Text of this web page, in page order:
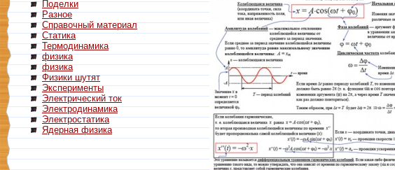
Поделки
Разное
Справочный материал
Статика
Термодинамика
физика
физика
Физики шутят
Эксперименты
Электрический ток
Электродинамика
Электростатика
Ядерная физика